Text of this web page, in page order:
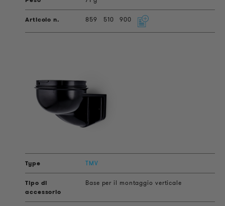
859 510 900
TMV
Base per il montaggio verticale